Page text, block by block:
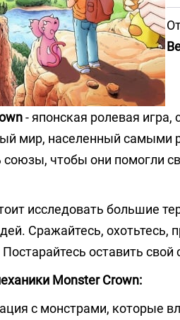
- японская ролевая
мир, населенный самыми
чтобы они помогли
исследовать большие
Сражайтесь, охотьтесь,
оставить свой
Monster Crown:
с монстрами, которые